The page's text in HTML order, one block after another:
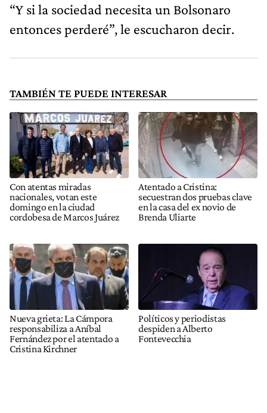
“Y si la sociedad necesita un Bolsonaro
entonces perderé”, le escucharon decir.
TAMBIÉN TE PUEDE INTERESAR
Con atentas miradas
nacionales, votan este
domingo en la ciudad
cordobesa de Marcos Juárez
Atentado a Cristina:
secuestran dos pruebas clave
en la casa del ex novio de
Brenda Uliarte
Nueva grieta: La Cámpora
responsabiliza a Aníbal
Fernández por el atentado a
Cristina Kirchner
Políticos y periodistas
despiden a Alberto
Fontevecchia